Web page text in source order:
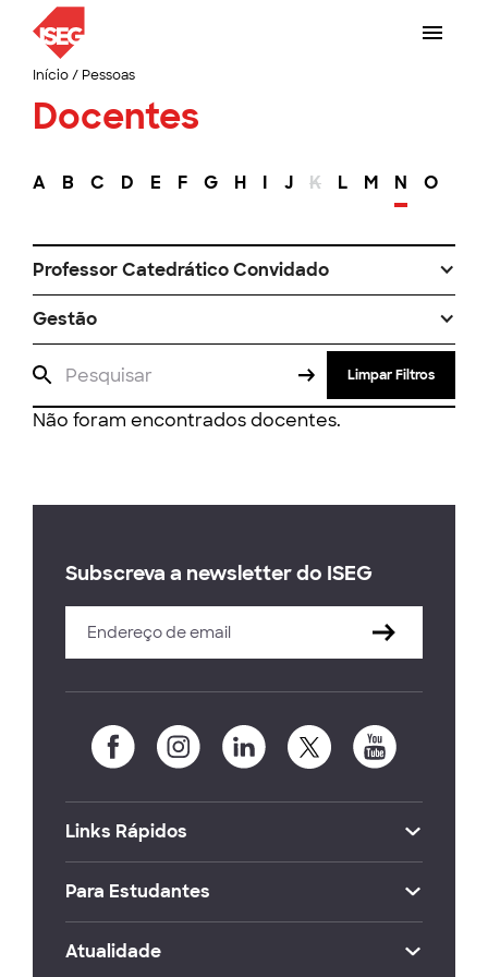
Início/ Pessoas
Docentes
A B C D E F G H I J K L M N O
Professor Catedrático Convidado
Gestão
Limpar Filtros
Não foram encontrados docentes.
Subscreva a newsletter do ISEG
Links Rápidos
Para Estudantes
Atualidade